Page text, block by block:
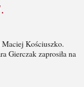
Kościuszko.
Gierczak zaprosiła na